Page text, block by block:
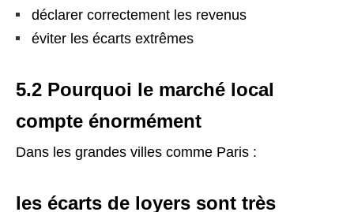
déclarer correctement les revenus
éviter les écarts extrêmes
5.2 Pourquoi le marché local
compte énormément
Dans les grandes villes comme Paris :
les écarts de loyers sont très